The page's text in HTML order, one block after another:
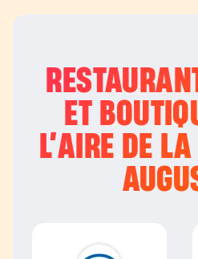
ET
L’AIRE DE